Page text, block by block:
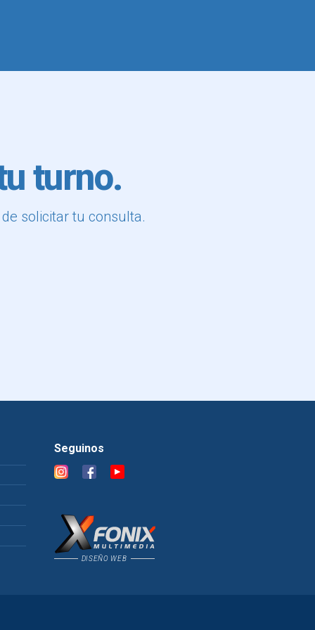
turno.
solicitar tu consulta.
Seguinos
DISEÑO WEB